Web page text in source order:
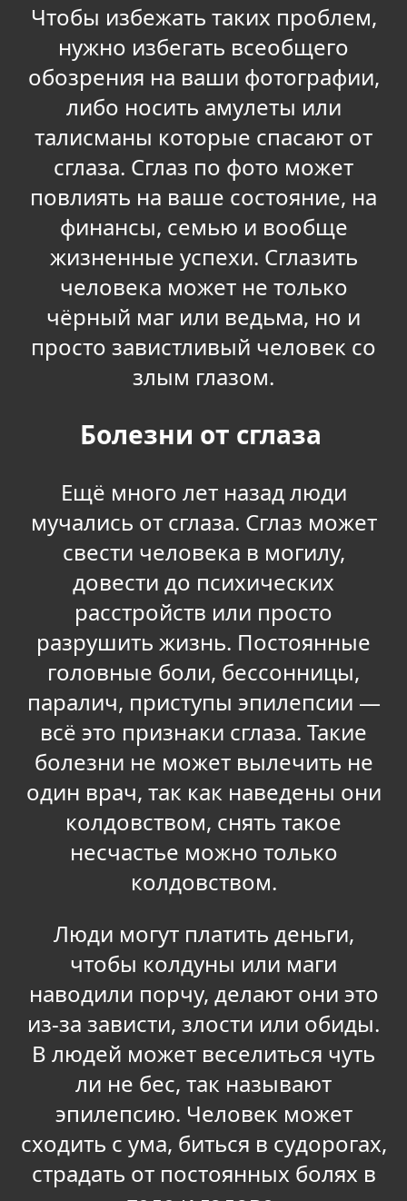
Чтобы избежать таких проблем,
нужно избегать всеобщего
обозрения на ваши фотографии,
либо носить амулеты или
талисманы которые спасают от
сглаза. Сглаз по фото может
повлиять на ваше состояние, на
финансы, семью и вообще
жизненные успехи. Сглазить
человека может не только
чёрный маг или ведьма, но и
просто завистливый человек со
злым глазом.
Болезни от сглаза
Ещё много лет назад люди
мучались от сглаза. Сглаз может
свести человека в могилу,
довести до психических
расстройств или просто
разрушить жизнь. Постоянные
головные боли, бессонницы,
паралич, приступы эпилепсии —
всё это признаки сглаза. Такие
болезни не может вылечить не
один врач, так как наведены они
колдовством, снять такое
несчастье можно только
колдовством.
Люди могут платить деньги,
чтобы колдуны или маги
наводили порчу, делают они это
из-за зависти, злости или обиды.
В людей может веселиться чуть
ли не бес, так называют
эпилепсию. Человек может
сходить с ума, биться в судорогах,
страдать от постоянных болях в